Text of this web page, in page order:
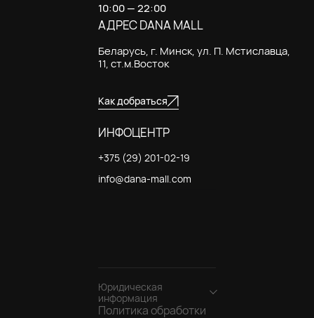
10:00 — 22:00
АДРЕС DANA MALL
Беларусь, г. Минск, ул. П. Мстиславца,
11, ст.м.Восток
Как добраться
ИНФОЦЕНТР
+375 (29) 201-02-19
info@dana-mall.com
Юридическая
информация
Политика обработки